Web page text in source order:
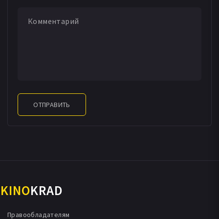
ОТПРАВИТЬ
KINOKRAD
Правообладателям